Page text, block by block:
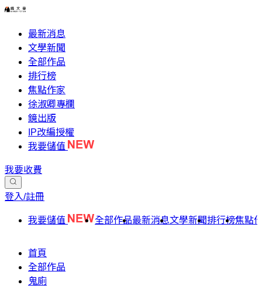
最新消息
文學新聞
全部作品
排行榜
焦點作家
徐淑卿專欄
鏡出版
IP改編授權
我要儲值
我要收費
登入/註冊
我要儲值 全部作品最新消息文學新聞排行榜焦點
首頁
全部作品
鬼廁